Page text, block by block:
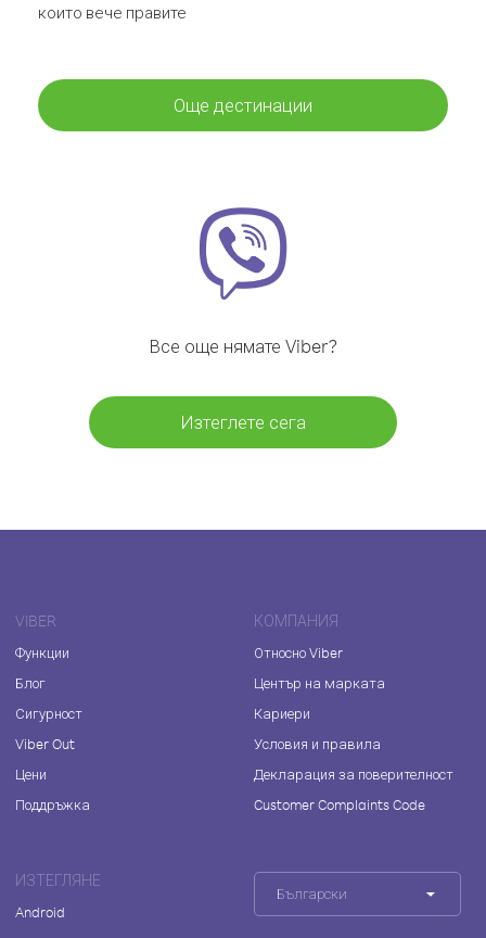
които вече правите
Още дестинации
Все още нямате Viber?
Изтеглете сега
VIBER
Функции
Блог
Сигурност
Viber Out
Цени
Поддръжка
КОМПАНИЯ
Относно Viber
Център на марката
Кариери
Условия и правила
Декларация за поверителност
Customer Complaints Code
ИЗТЕГЛЯНЕ
Android
Български